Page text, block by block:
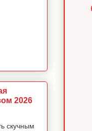
2026
скучным